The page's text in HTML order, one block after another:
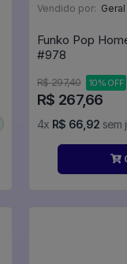
Vendido por:
Funko Pop
#978
R$ 297,40 10% OFF
R$ 267,66
4x R$ 66,92 sem